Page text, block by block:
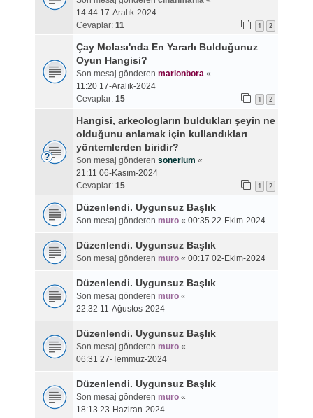
14:44 17-Aralık-2024
Cevaplar: 11 1 2
Çay Molası'nda En Yararlı Bulduğunuz
Oyun Hangisi?
Son mesaj gönderen marlonbora«
11:20 17-Aralık-2024
Cevaplar: 15 1 2
Hangisi, arkeologların buldukları şeyin ne
olduğunu anlamak için kullandıkları
yöntemlerden biridir?
Son mesaj gönderen sonerium «
21:11 06-Kasım-2024
Cevaplar: 15 1 2
Düzenlendi. Uygunsuz Başlık
Son mesaj gönderen muro« 00:35 22-Ekim-2024
Düzenlendi. Uygunsuz Başlık
Son mesaj gönderen muro« 00:17 02-Ekim-2024
Düzenlendi. Uygunsuz Başlık
Son mesaj gönderen muro«
22:32 11-Ağustos-2024
Düzenlendi. Uygunsuz Başlık
Son mesaj gönderen muro«
06:31 27-Temmuz-2024
Düzenlendi. Uygunsuz Başlık
Son mesaj gönderen muro«
18:13 23-Haziran-2024